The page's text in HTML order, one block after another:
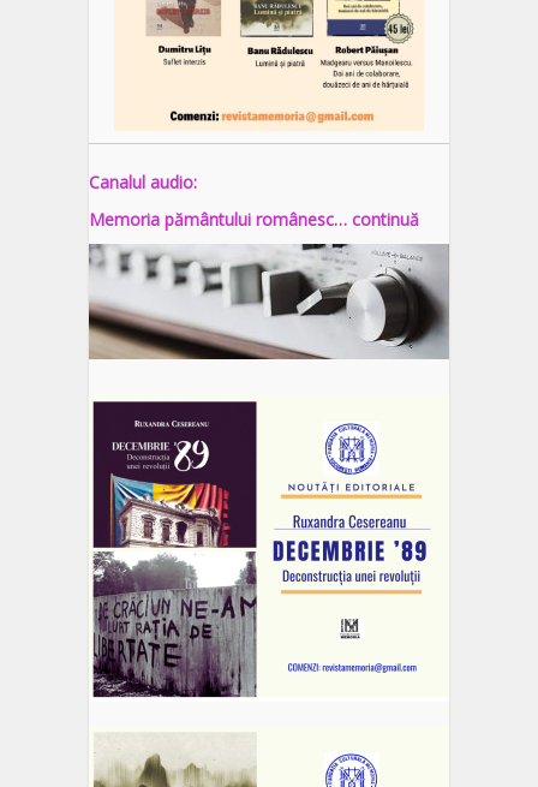
Canalul audio:
Memoria pământului românesc… continuă